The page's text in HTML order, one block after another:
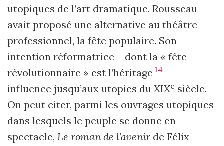
utopiques de l’art dramatique. Rousseau
avait proposé une alternative au théâtre
professionnel, la fête populaire. Son
intention réformatrice – dont la « fête
révolutionnaire » est l’héritage 14 –
influence jusqu’aux utopies du XIXe siècle.
On peut citer, parmi les ouvrages utopiques
dans lesquels le peuple se donne en
spectacle, Le roman de l’avenir de Félix